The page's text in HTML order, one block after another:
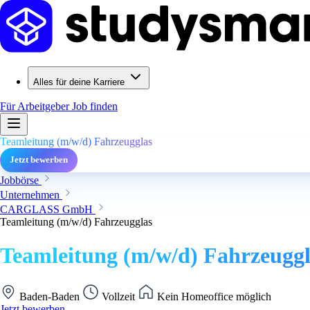
Alles für deine Karriere
Für ArbeitgeberJob finden
Teamleitung (m/w/d) Fahrzeugglas
Jetzt bewerben
Jobbörse
Unternehmen
CARGLASS GmbH
Teamleitung (m/w/d) Fahrzeugglas
Teamleitung (m/w/d)
Baden-Baden Vollzeit
Kein Homeoffice möglich